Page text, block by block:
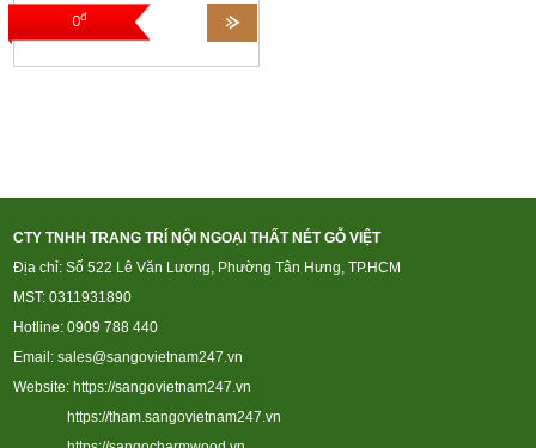
0đ
CTY TNHH TRANG TRÍ NỘI NGOẠI THẤT NÉT GỖ VIỆT
Địa chỉ: Số 522 Lê Văn Lương, Phường Tân Hưng, TP.HCM
MST: 0311931890
Hotline: 0909 788 440
Email: sales@sangovietnam247.vn
Website:https://sangovietnam247.vn
https://tham.sangovietnam247.vn